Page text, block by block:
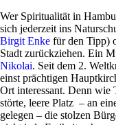
Wer Spi­ri­tua­lität in
sich jeder­zeit ins
Birgit Enke für den Tipp)
Stadt zurück­ziehen. Ein
Nikolai. Seit dem 2.
einst präch­tigen
Ort inter­es­sant. Denn wie
störte, leere Platz – an
gelegen – die stolzen